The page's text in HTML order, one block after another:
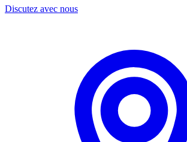
Discutez avec nous